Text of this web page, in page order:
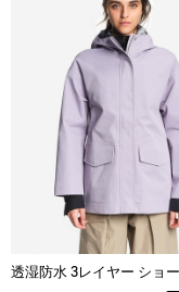
タンブル乾燥禁止
脱水後、つり干
アイロン仕上げ
ドライクリーニ
ウェットクリー